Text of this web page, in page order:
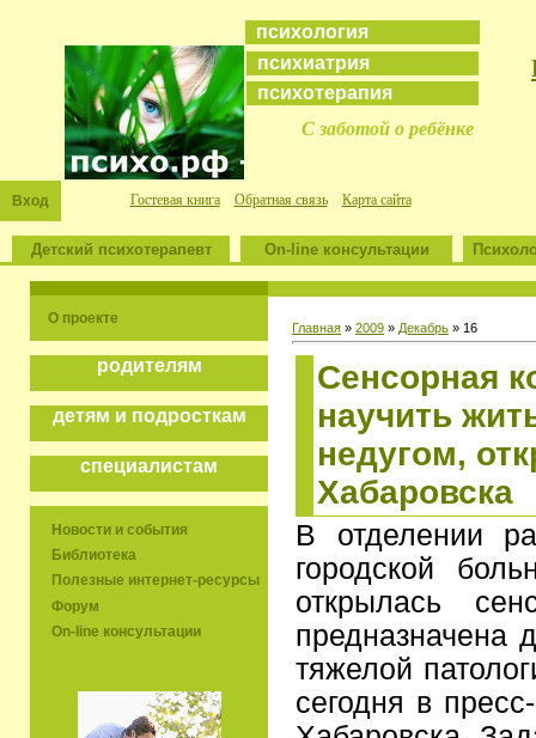
психология
психиатрия
психотерапия
С заботой о ребёнке
Вход Гостевая книга Обратная связь Карта сайта
Детский психотерапевт On-line консультации
О проекте
родителям
детям и подросткам
специалистам
Новости и события
Библиотека
Полезные интернет-ресурсы
Форум
On-line консультации
Главная » 2009 » Декабрь » 16
Сенсорная
научить
недугом,
Хабаровска
В отделении
городской
открылась
предназначена
тяжелой
сегодня в